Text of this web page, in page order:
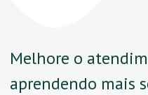
Melhore o
aprendendo mais